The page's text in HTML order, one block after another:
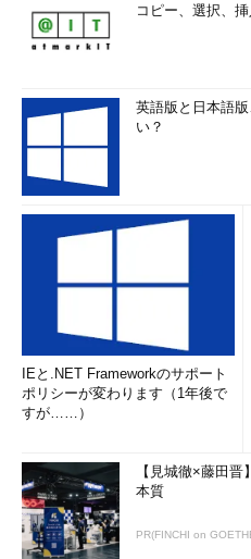
コピー、選択、
英語版と日本語
い？
IEと.NET Frameworkのサポート
ポリシーが変わります（1年後で
すが……）
【見城徹×藤田
本質
PR(FINCHI on